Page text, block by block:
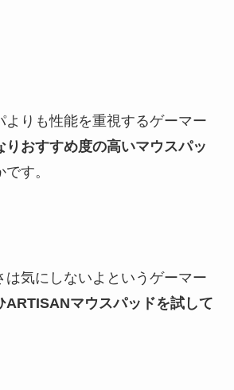
よりも性能を重視するゲーマー
りおすすめ度の高いマウスパッ
す。
は気にしないよというゲーマー
ARTISANマウスパッドを試して